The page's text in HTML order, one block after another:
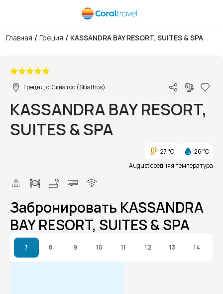
Главная / Греция / KASSANDRA BAY RESORT, SUITES & SPA
Греция, о. Скиатос (Skíathos)
KASSANDRA BAY RESORT,
SUITES & SPA
27 °C
26 °C
August средняя температура
Забронировать KASSANDRA
BAY RESORT, SUITES & SPA
7 8 9 10 11 12 13 14